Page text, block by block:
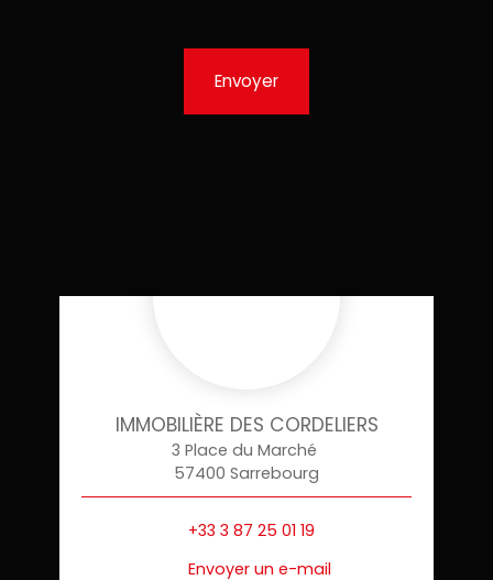
Envoyer
IMMOBILIÈRE DES CORDELIERS
3 Place du Marché
57400 Sarrebourg
+33 3 87 25 01 19
Envoyer un e-mail